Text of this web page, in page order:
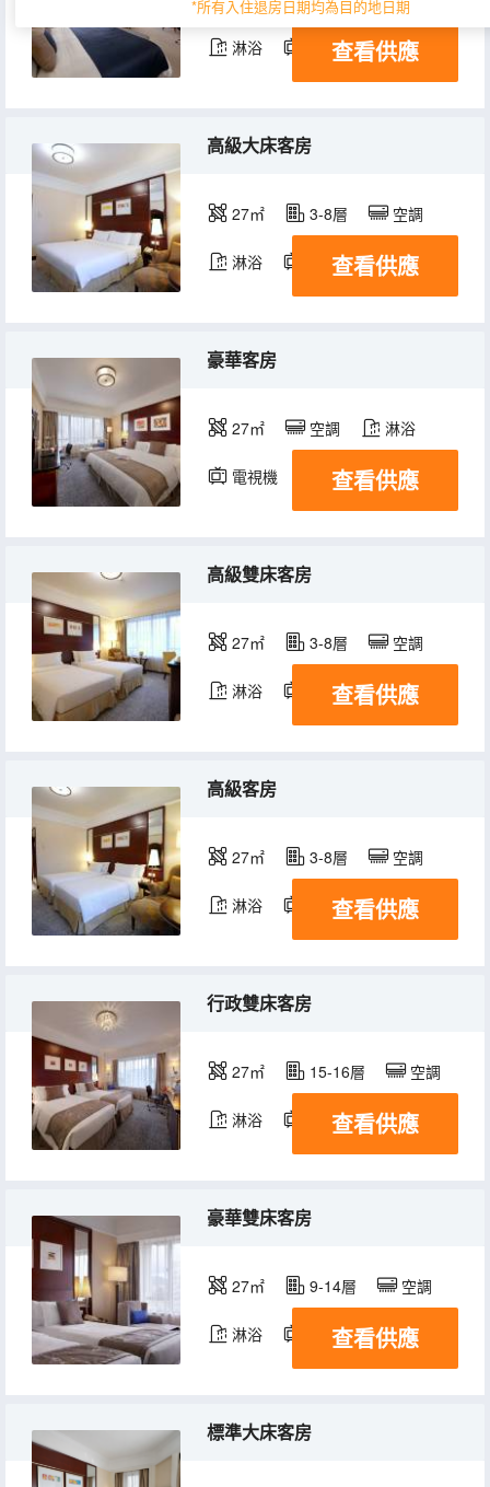
*所有入住退房日期均為目的地日期
淋浴 電視機 冰箱
查看供應
高級大床客房
27㎡ 3-8層 空調
淋浴 電視機 冰箱
查看供應
豪華客房
27㎡ 空調 淋浴
電視機 冰箱
查看供應
高級雙床客房
27㎡ 3-8層 空調
淋浴 電視機 冰箱
查看供應
高級客房
27㎡ 3-8層 空調
淋浴 電視機 冰箱
查看供應
行政雙床客房
27㎡ 15-16層 空調
淋浴 電視機 冰箱
查看供應
豪華雙床客房
27㎡ 9-14層 空調
淋浴 電視機 冰箱
查看供應
標準大床客房